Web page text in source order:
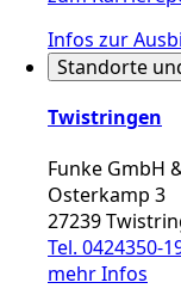
Infos zur
Standorte
Twistringen
Funke GmbH
Osterkamp 3
27239
Tel. 0424350-
mehr Infos